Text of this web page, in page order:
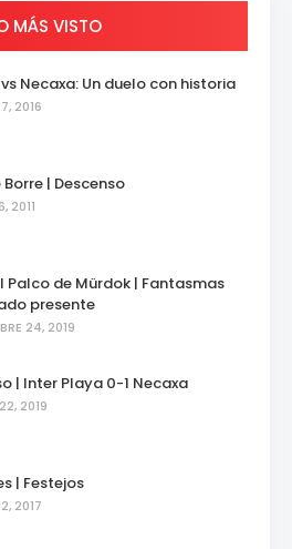
MÁS VISTO
Necaxa: Un duelo con historia
2016
Borre | Descenso
2011
Palco de Mürdok | Fantasmas
presente
24, 2019
| Inter Playa 0-1 Necaxa
2019
| Festejos
2017